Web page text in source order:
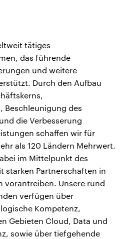
tätiges
das führende
und weitere
Durch den Aufbau
Beschleunigung des
die Verbesserung
schaffen wir für
als 120 Ländern Mehrwert.
im Mittelpunkt des
starken Partnerschaften in
vorantreiben. Unsere rund
verfügen über
Kompetenz,
Gebieten Cloud, Data und
sowie über tiefgehende